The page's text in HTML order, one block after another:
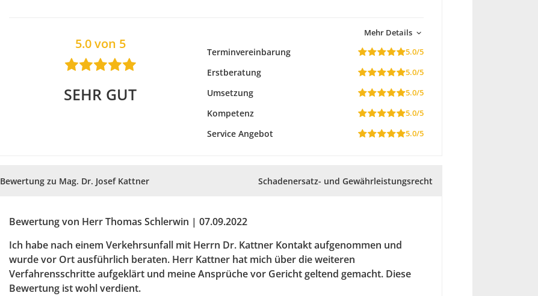
5.0 von 5
SEHR GUT
Mehr Details
Terminvereinbarung 5.0/5
Erstberatung 5.0/5
Umsetzung 5.0/5
Kompetenz 5.0/5
Service Angebot 5.0/5
Bewertung zu Mag. Dr. Josef Kattner Schadenersatz- und Gewährleistungsrecht
Bewertung von Herr Thomas Schlerwin | 07.09.2022
Ich habe nach einem Verkehrsunfall mit Herrn Dr. Kattner Kontakt aufgenommen und
wurde vor Ort ausführlich beraten. Herr Kattner hat mich über die weiteren
Verfahrensschritte aufgeklärt und meine Ansprüche vor Gericht geltend gemacht. Diese
Bewertung ist wohl verdient.